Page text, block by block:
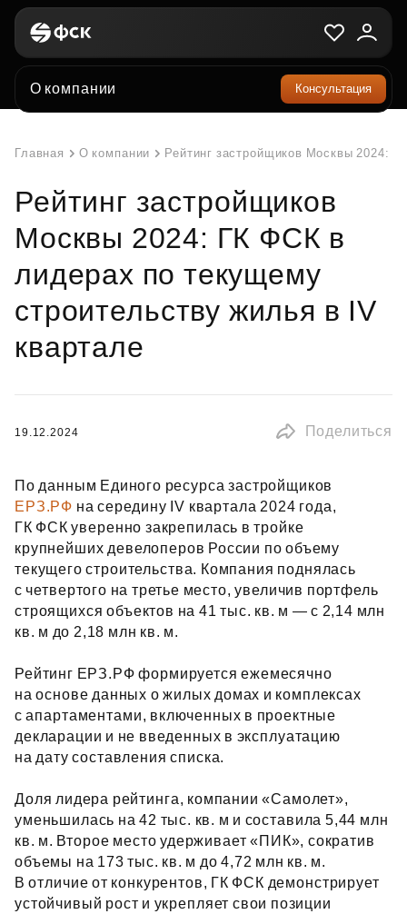
О компании Консультация
Главная О компании Рейтинг застройщиков Москвы 2024:
Рейтинг застройщиков
Москвы 2024: ГК ФСК в
лидерах по текущему
строительству жилья в IV
квартале
19.12.2024 Поделиться
По данным Единого ресурса застройщиков
ЕРЗ.РФ на середину IV квартала 2024 года,
ГК ФСК уверенно закрепилась в тройке
крупнейших девелоперов России по объему
текущего строительства. Компания поднялась
с четвертого на третье место, увеличив портфель
строящихся объектов на 41 тыс. кв. м — с 2,14 млн
кв. м до 2,18 млн кв. м.
Рейтинг ЕРЗ.РФ формируется ежемесячно
на основе данных о жилых домах и комплексах
с апартаментами, включенных в проектные
декларации и не введенных в эксплуатацию
на дату составления списка.
Доля лидера рейтинга, компании «Самолет»,
уменьшилась на 42 тыс. кв. м и составила 5,44 млн
кв. м. Второе место удерживает «ПИК», сократив
объемы на 173 тыс. кв. м до 4,72 млн кв. м.
В отличие от конкурентов, ГК ФСК демонстрирует
устойчивый рост и укрепляет свои позиции